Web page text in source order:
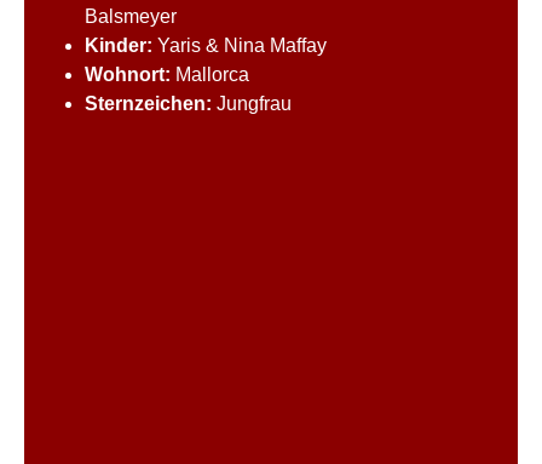
Balsmeyer
Kinder: Yaris & Nina Maffay
Wohnort: Mallorca
Sternzeichen: Jungfrau